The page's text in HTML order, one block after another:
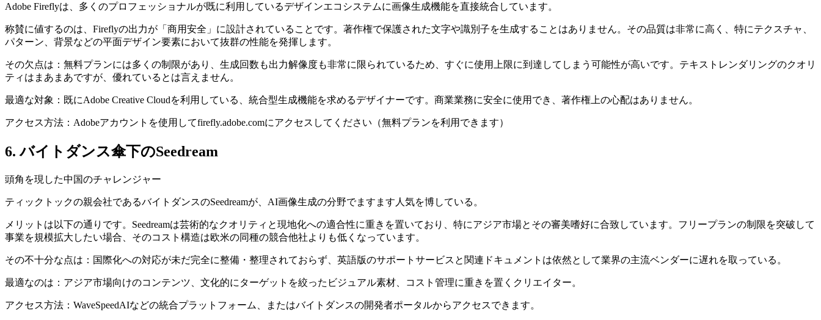
Adobe Fireflyは、多くのプロフェッショナルが既に利用しているデザインエコシステムに画像生成機能を直接統合しています。
称賛に値するのは、Fireflyの出力が「商用安全」に設計されていることです。著作権で保護された文字や識別子を生成することはありません。その品質は非常に高く、特にテクスチャ、
パターン、背景などの平面デザイン要素において抜群の性能を発揮します。
その欠点は：無料プランには多くの制限があり、生成回数も出力解像度も非常に限られているため、すぐに使用上限に到達してしまう可能性が高いです。テキストレンダリングのクオリ
ティはまあまあですが、優れているとは言えません。
最適な対象：既にAdobe Creative Cloudを利用している、統合型生成機能を求めるデザイナーです。商業業務に安全に使用でき、著作権上の心配はありません。
アクセス方法：Adobeアカウントを使用してfirefly.adobe.comにアクセスしてください（無料プランを利用できます）
6. バイトダンス傘下のSeedream
頭角を現した中国のチャレンジャー
ティックトックの親会社であるバイトダンスのSeedreamが、AI画像生成の分野でますます人気を博している。
メリットは以下の通りです。Seedreamは芸術的なクオリティと現地化への適合性に重きを置いており、特にアジア市場とその審美嗜好に合致しています。フリープランの制限を突破して
事業を規模拡大したい場合、そのコスト構造は欧米の同種の競合他社よりも低くなっています。
その不十分な点は：国際化への対応が未だ完全に整備・整理されておらず、英語版のサポートサービスと関連ドキュメントは依然として業界の主流ベンダーに遅れを取っている。
最適なのは：アジア市場向けのコンテンツ、文化的にターゲットを絞ったビジュアル素材、コスト管理に重きを置くクリエイター。
アクセス方法：WaveSpeedAIなどの統合プラットフォーム、またはバイトダンスの開発者ポータルからアクセスできます。